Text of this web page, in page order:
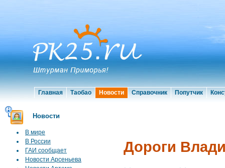
Главная Таобао Новости Справочник Попутчик
Новости
В мире
В России
ГАИ сообщает
Новости Арсеньева
Дороги